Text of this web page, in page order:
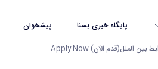
پایگاه خبری بسنا پیشخوان
بین الملل(قدم الآن) Apply Now